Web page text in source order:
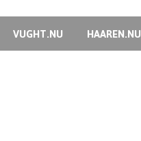
VUGHT.NU HAAREN.NU